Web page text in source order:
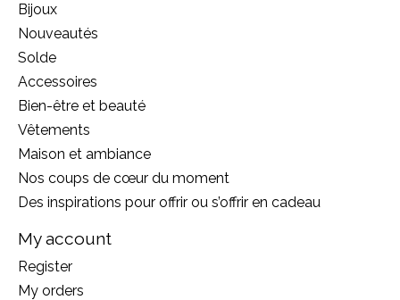
Bijoux
Nouveautés
Solde
Accessoires
Bien-être et beauté
Vêtements
Maison et ambiance
Nos coups de cœur du moment
Des inspirations pour offrir ou s’offrir en cadeau
My account
Register
My orders